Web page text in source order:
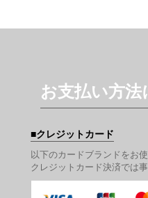
お支払い方法
クレジットカード
以下のカードブランドをお使
クレジットカード決済では